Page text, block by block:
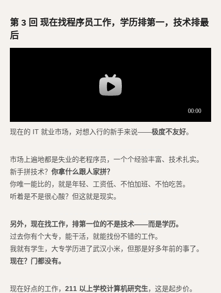
第 3 回 现在找程序员工作，学历排第一，技术排最
后
现在的 IT 就业市场，对想入行的新手来说——极度不友好。
市场上遍地都是失业的老程序员，一个个经验丰富、技术扎实。
新手拼技术？ 你拿什么跟人家拼？
你唯一能比的，就是年轻、工资低、不怕加班、不怕吃苦。
听着是不是很心酸？但这就是现实。
另外，现在找工作，排第一位的不是技术——而是学历。
过去你有个大专，能干活，就能找份不错的工作。
我就有学生，大专学历进了武汉小米，但那是好多年前的事了。
现在？门都没有。
现在好点的工作， 211 以上学校计算机研究生，这是起步价。